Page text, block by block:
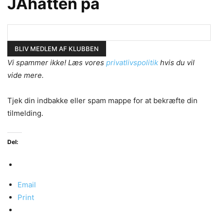
Vi spammer ikke! Læs vores privatlivspolitik hvis du vil
vide mere.
Tjek din indbakke eller spam mappe for at bekræfte din
tilmelding.
Del:
Email
Print